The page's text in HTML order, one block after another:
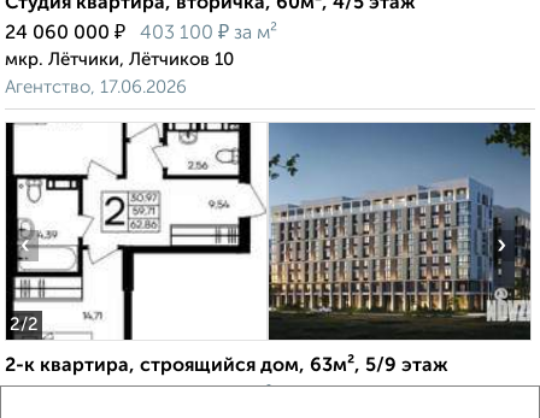
24 060 000 ₽ 403 100 ₽ за м²
мкр. Лётчики, Лётчиков 10
Агентство, 17.06.2026
2/2
‹ ›
2-к квартира, строящийся дом, 63м², 5/9 этаж